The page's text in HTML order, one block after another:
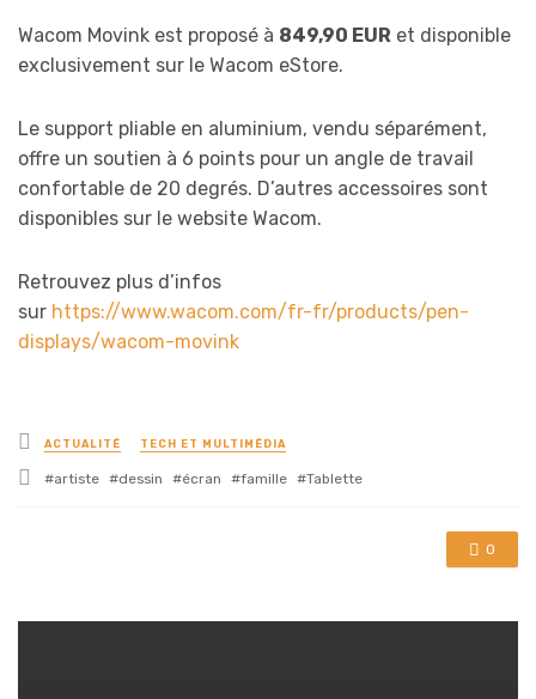
Wacom Movink est proposé à 849,90 EUR et disponible
exclusivement sur le Wacom eStore.
Le support pliable en aluminium, vendu séparément,
offre un soutien à 6 points pour un angle de travail
confortable de 20 degrés. D’autres accessoires sont
disponibles sur le website Wacom.
Retrouvez plus d’infos
sur https://www.wacom.com/fr-fr/products/pen-
displays/wacom-movink
Posted
in
ACTUALITÉ TECH ET MULTIMÉDIA
Tagged
artiste dessin écran famille Tablette
0